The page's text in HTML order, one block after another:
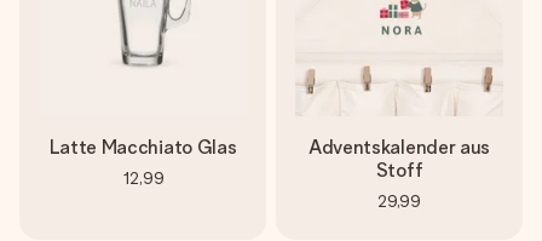
Latte Macchiato Glas
12,99
Adventskalender aus
Stoff
29,99